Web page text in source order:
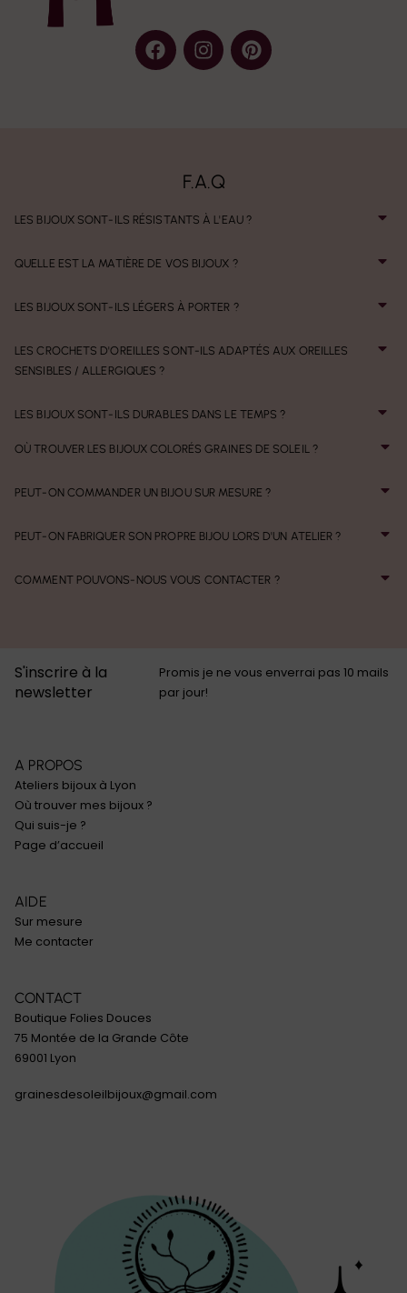
F.A.Q
LES BIJOUX SONT-ILS RÉSISTANTS À L'EAU ?
QUELLE EST LA MATIÈRE DE VOS BIJOUX ?
LES BIJOUX SONT-ILS LÉGERS À PORTER ?
LES CROCHETS D'OREILLES SONT-ILS ADAPTÉS AUX OREILLES
SENSIBLES / ALLERGIQUES ?
LES BIJOUX SONT-ILS DURABLES DANS LE TEMPS ?
OÙ TROUVER LES BIJOUX COLORÉS GRAINES DE SOLEIL ?
PEUT-ON COMMANDER UN BIJOU SUR MESURE ?
PEUT-ON FABRIQUER SON PROPRE BIJOU LORS D'UN ATELIER ?
COMMENT POUVONS-NOUS VOUS CONTACTER ?
CONTACT
Boutique Folies Douces
75 Montée de la Grande Côte
69001 Lyon
grainesdesoleilbijoux@gmail.com
AIDE
Sur mesure
Me contacter
A PROPOS
Ateliers bijoux à Lyon
Où trouver mes bijoux ?
Qui suis-je ?
Page d’accueil
S'inscrire à la
newsletter
Promis je ne vous enverrai pas 10 mails
par jour!